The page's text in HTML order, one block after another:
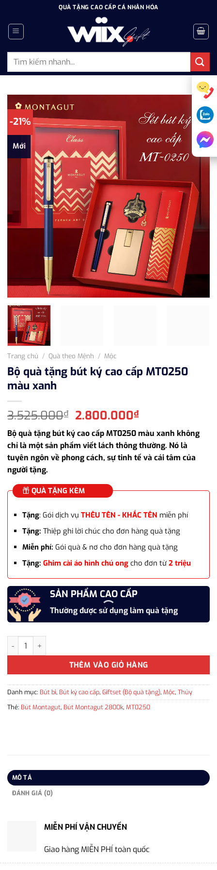
dung
QUÀ TẶNG CAO CẤP CÁ NHÂN HÓA
Tìm
-21%
Mới
Trang chủ / Quà theo Mệnh / Mộc
Bộ quà tặng bút ký cao cấp MT0250
màu xanh
3.525.000₫ Giá
là:
3.525.000₫.
2.800.000₫Giá
hiện
tại
là:
2.800.000₫.
Bộ quà tặng bút ký cao cấp MT0250 màu xanh không
chỉ là một sản phẩm viết lách thông thường. Nó là
tuyên ngôn về phong cách, sự tinh tế và cái tâm của
người tặng.
QUÀ TẶNG KÈM
Tặng: Gói dịch vụ THÊU TÊN - KHẮC TÊN miễn phí
Tặng: Thiệp ghi lời chúc cho đơn hàng quà tặng
Miễn phí: Gói quà & nơ cho đơn hàng quà tặng
Tặng: Ghim cài áo hình chú ongcho đơn từ 2 triệu
SẢN PHẨM CAO CẤP
Thường được sử dụng làm quà tặng
Bộ quà tặng bút ký cao cấp MT0250 màu xanh số lượng
THÊM VÀO GIỎ HÀNG
Danh mục: Bút bi, Bút ký cao cấp, Giftset (Bộ quà tặng), Mộc, Thủy
Thẻ: Bút Montagut, Bút Montagut 2800k, MT0250
MÔ TẢ
ĐÁNH GIÁ (0)
MIỄN PHÍ VẬN CHUYỂN
Giao hàng MIỄN PHÍ toàn quốc